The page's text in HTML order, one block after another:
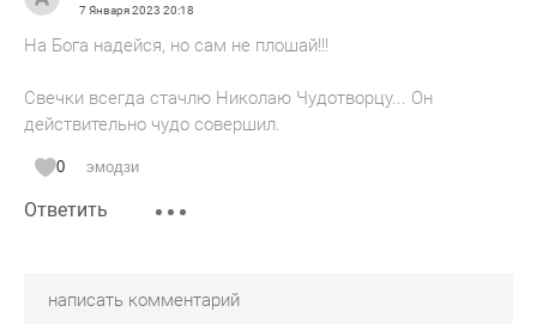
7 Января 2023 20:18
На Бога надейся, но сам не плошай!!!
Свечки всегда стачлю Николаю Чудотворцу... Он
действительно чудо совершил.
0 эмодзи
Ответить